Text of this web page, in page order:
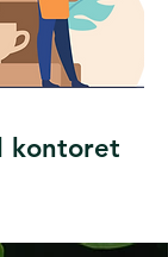
kontoret